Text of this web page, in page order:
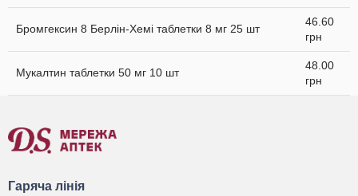
Бромгексин 8 Берлін-Хемі таблетки 8 мг 25 шт
46.60
грн
Мукалтин таблетки 50 мг 10 шт
48.00
грн
Гаряча лінія